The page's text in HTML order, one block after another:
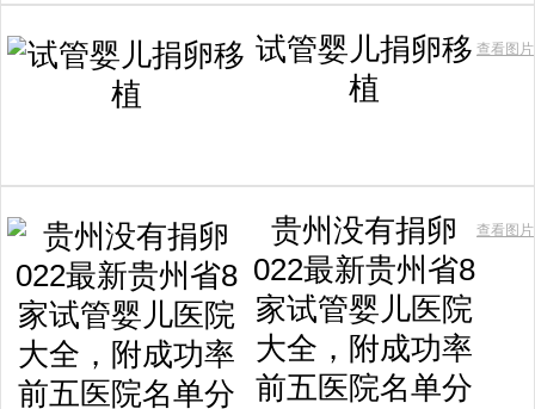
试管婴儿捐卵移
植
查看图片
贵州没有捐卵
022最新贵州省8
家试管婴儿医院
大全，附成功率
前五医院名单分
查看图片